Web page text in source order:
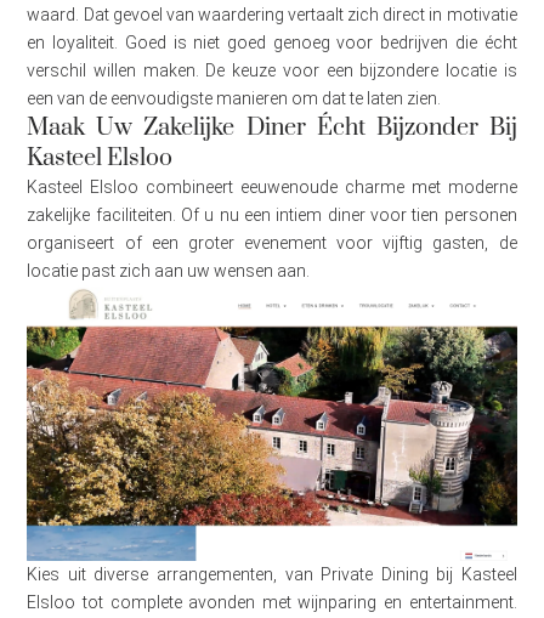
waard. Dat gevoel van waardering vertaalt zich direct in motivatie
en loyaliteit. Goed is niet goed genoeg voor bedrijven die écht
verschil willen maken. De keuze voor een bijzondere locatie is
een van de eenvoudigste manieren om dat te laten zien.
Maak Uw Zakelijke Diner Écht Bijzonder Bij
Kasteel Elsloo
Kasteel Elsloo combineert eeuwenoude charme met moderne
zakelijke faciliteiten. Of u nu een intiem diner voor tien personen
organiseert of een groter evenement voor vijftig gasten, de
locatie past zich aan uw wensen aan.
Kies uit diverse arrangementen, van Private Dining bij Kasteel
Elsloo tot complete avonden met wijnparing en entertainment.